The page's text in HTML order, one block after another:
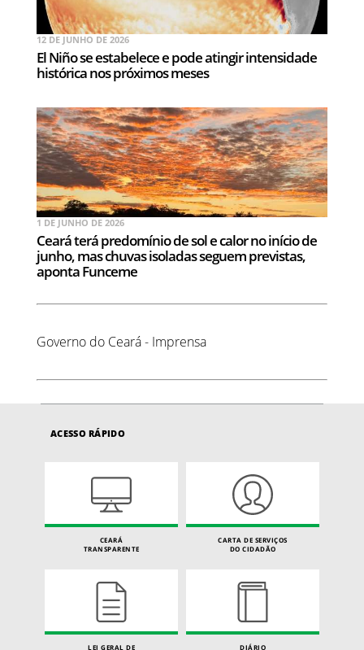
12 DE JUNHO DE 2026
El Niño se estabelece e pode atingir intensidade
histórica nos próximos meses
1 DE JUNHO DE 2026
Ceará terá predomínio de sol e calor no início de
junho, mas chuvas isoladas seguem previstas,
aponta Funceme
Governo do Ceará - Imprensa
ACESSO RÁPIDO
CEARÁ
TRANSPARENTE
CARTA DE SERVIÇOS
DO CIDADÃO
LEI GERAL DE
DIÁRIO